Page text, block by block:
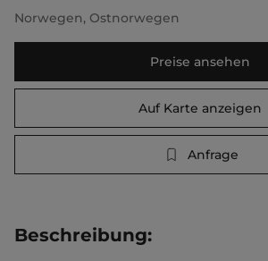
Norwegen, Ostnorwegen
Preise ansehen
Auf Karte anzeigen
Anfrage
Beschreibung: